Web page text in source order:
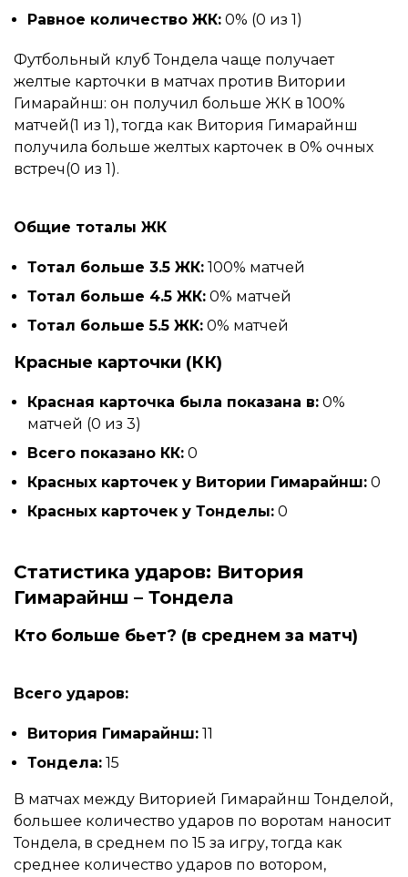
Равное количество ЖК: 0% (0 из 1)
Футбольный клуб Тондела чаще получает
желтые карточки в матчах против Витории
Гимарайнш: он получил больше ЖК в 100%
матчей(1 из 1), тогда как Витория Гимарайнш
получила больше желтых карточек в 0% очных
встреч(0 из 1).
Общие тоталы ЖК
Тотал больше 3.5 ЖК: 100% матчей
Тотал больше 4.5 ЖК: 0% матчей
Тотал больше 5.5 ЖК: 0% матчей
Красные карточки (КК)
Красная карточка была показана в: 0%
матчей (0 из 3)
Всего показано КК: 0
Красных карточек у Витории Гимарайнш: 0
Красных карточек у Тонделы: 0
Статистика ударов: Витория
Гимарайнш – Тондела
Кто больше бьет? (в среднем за матч)
Всего ударов:
Витория Гимарайнш: 11
Тондела: 15
В матчах между Виторией Гимарайнш Тонделой,
большее количество ударов по воротам наносит
Тондела, в среднем по 15 за игру, тогда как
среднее количество ударов по вотором,